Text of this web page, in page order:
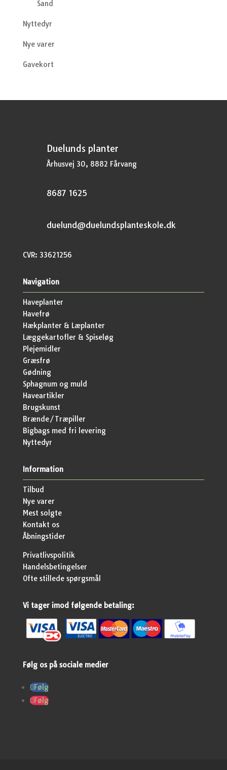
Sand
Nyttedyr
Nye varer
Gavekort
Duelunds planter
Århusvej 30, 8882 Fårvang
8687 1625
duelund@duelundsplanteskole.dk
CVR: 33621256
Navigation
Haveplanter
Havefrø
Hækplanter & Læplanter
Læggekartofler & Spiseløg
Plejemidler
Græsfrø
Gødning
Sphagnum og muld
Haveartikler
Brugskunst
Brænde/Træpiller
Bigbags med fri levering
Nyttedyr
Information
Tilbud
Nye varer
Mest solgte
Kontakt os
Åbningstider
Privatlivspolitik
Handelsbetingelser
Ofte stillede spørgsmål
Vi tager imod følgende betaling:
Følg os på sociale medier
Følg
Følg